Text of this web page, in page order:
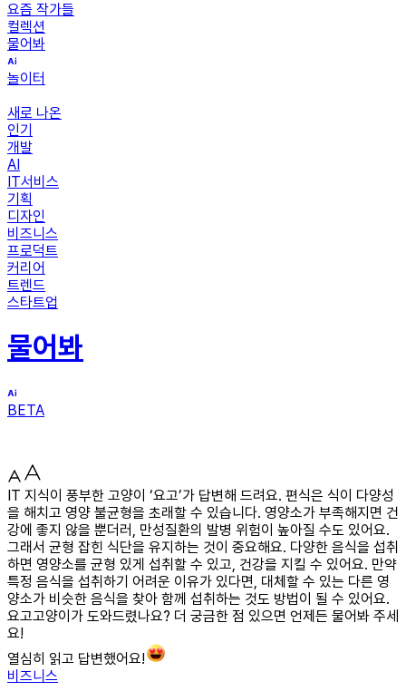
요즘 작가들
컬렉션
물어봐
놀이터
새로 나온
인기
개발
AI
IT서비스
기획
디자인
비즈니스
프로덕트
커리어
트렌드
스타트업
물어봐
BETA
IT 지식이 풍부한 고양이 ‘요고’가 답변해 드려요. 편식은 식이 다양성
을 해치고 영양 불균형을 초래할 수 있습니다. 영양소가 부족해지면 건
강에 좋지 않을 뿐더러, 만성질환의 발병 위험이 높아질 수도 있어요.
그래서 균형 잡힌 식단을 유지하는 것이 중요해요. 다양한 음식을 섭취
하면 영양소를 균형 있게 섭취할 수 있고, 건강을 지킬 수 있어요. 만약
특정 음식을 섭취하기 어려운 이유가 있다면, 대체할 수 있는 다른 영
양소가 비슷한 음식을 찾아 함께 섭취하는 것도 방법이 될 수 있어요.
요고고양이가 도와드렸나요? 더 궁금한 점 있으면 언제든 물어봐 주세
요!
열심히 읽고 답변했어요!
비즈니스